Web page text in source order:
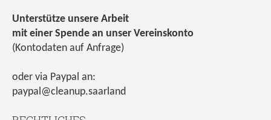
Unterstütze unsere Arbeit
mit einer Spende an unser Vereinskonto
(Kontodaten auf Anfrage)
oder via Paypal an:
paypal@cleanup.saarland